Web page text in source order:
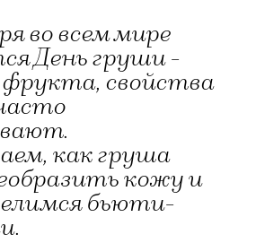
во всем мире
День груши -
фрукта, свойства
как груша
кожу и
бьюти-